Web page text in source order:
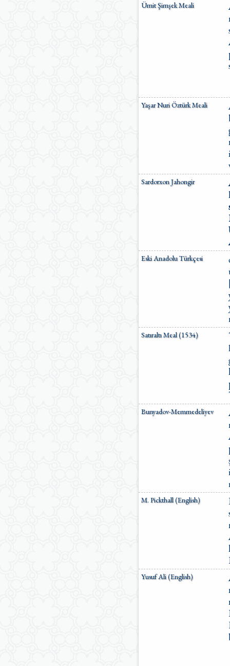
Ümit Şimşek Meali
Yaşar Nuri Öztürk Meali
Sardorxon Jahongir
Eski Anadolu Türkçesi
Satıraltı Meal (1534)
Bunyadov-Memmedeliyev
M. Pickthall (English)
Yusuf Ali (English)